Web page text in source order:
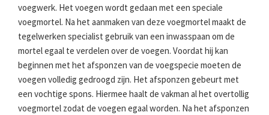
voegwerk. Het voegen wordt gedaan met een speciale
voegmortel. Na het aanmaken van deze voegmortel maakt de
tegelwerken specialist gebruik van een inwasspaan om de
mortel egaal te verdelen over de voegen. Voordat hij kan
beginnen met het afsponzen van de voegspecie moeten de
voegen volledig gedroogd zijn. Het afsponzen gebeurt met
een vochtige spons. Hiermee haalt de vakman al het overtollig
voegmortel zodat de voegen egaal worden. Na het afsponzen